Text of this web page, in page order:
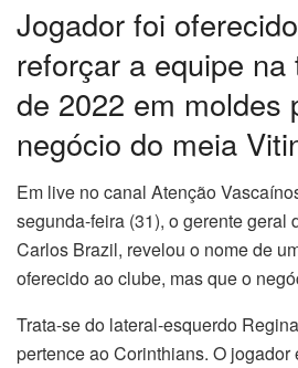
Jogador foi
reforçar a equipe
de 2022 em moldes
negócio do meia
Em live no canal Atenção
segunda-feira (31), o gerente geral
Carlos Brazil, revelou o nome de
oferecido ao clube, mas que o
Trata-se do lateral-esquerdo
pertence ao Corinthians. O jogador